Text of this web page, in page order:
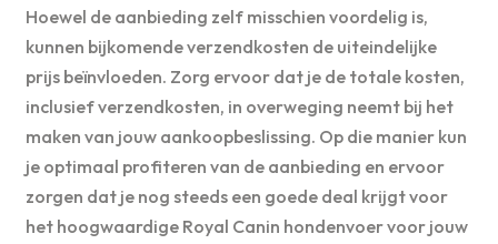
Hoewel de aanbieding zelf misschien voordelig is,
kunnen bijkomende verzendkosten de uiteindelijke
prijs beïnvloeden. Zorg ervoor dat je de totale kosten,
inclusief verzendkosten, in overweging neemt bij het
maken van jouw aankoopbeslissing. Op die manier kun
je optimaal profiteren van de aanbieding en ervoor
zorgen dat je nog steeds een goede deal krijgt voor
het hoogwaardige Royal Canin hondenvoer voor jouw